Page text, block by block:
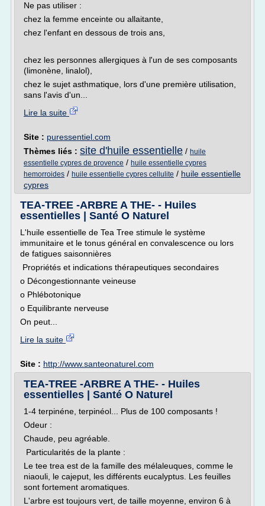
Ne pas utiliser :
chez la femme enceinte ou allaitante,
chez l'enfant en dessous de trois ans,
chez les personnes allergiques à l'un de ses composants
(limonène, linalol),
chez le sujet asthmatique, lors d'une première utilisation,
sans l'avis d'un...
Lire la suite
Site : puressentiel.com
Thèmes liés : site d'huile essentielle / huile
essentielle cypres de provence / huile essentielle cypres
hemorroides / huile essentielle cypres cellulite / huile essentielle
cypres
TEA-TREE -ARBRE A THE- - Huiles
essentielles | Santé O Naturel
L'huile essentielle de Tea Tree stimule le système
immunitaire et le tonus général en convalescence ou lors
de fatigues saisonnières
Propriétés et indications thérapeutiques secondaires
o Décongestionnante veineuse
o Phlébotonique
o Equilibrante nerveuse
On peut...
Lire la suite
Site : http://www.santeonaturel.com
TEA-TREE -ARBRE A THE- - Huiles
essentielles | Santé O Naturel
1-4 terpinéne, terpinéol... Plus de 100 composants !
Odeur :
Chaude, peu agréable.
Particularités de la plante :
Le tee trea est de la famille des mélaleuques, comme le
niaouli, le cajeput, les différents eucalyptus. Les feuilles
sont fortement aromatiques.
L'arbre est toujours vert, de taille moyenne, environ 6 à